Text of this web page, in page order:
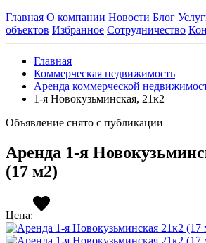
Главная О компании Новости Блог
объектов Избранное Сотрудничество
Главная
Коммерческая недвижимость
Аренда коммерческой
1-я Новокузьминская, 21к2
Объявление снято с публикации
Аренда 1-я
(17 м2)
Цена: